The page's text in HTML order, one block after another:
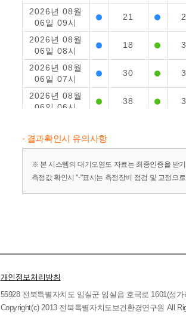
2026년 08월
06일 09시
21
2026년 08월
06일 08시
18
2026년 08월
06일 07시
30
2026년 08월
06일 06시
38
06일 05시
2026년 08월
06일 04시
2026년 08월
06일 03시
05일 24시
2026년 08월
05일 23시
25
- 결과확인시 유의사항
※ 본 시스템의 대기오염도 자료는 최종인증을 받
측정값 확인시 "-"표시는 측정장비 점검 및 교정으
개인정보처리방침
55928 전북특별자치도 임실군 임실읍 호국로 1601(성
Copyright(c) 2013 전북특별자치도보건환경연구원 All